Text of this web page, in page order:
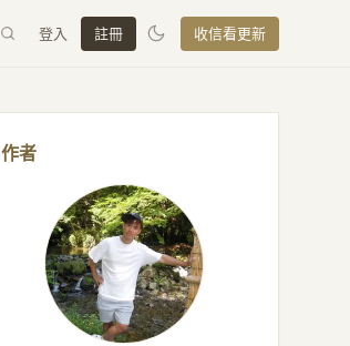
登入 註冊 收信看更新
作者